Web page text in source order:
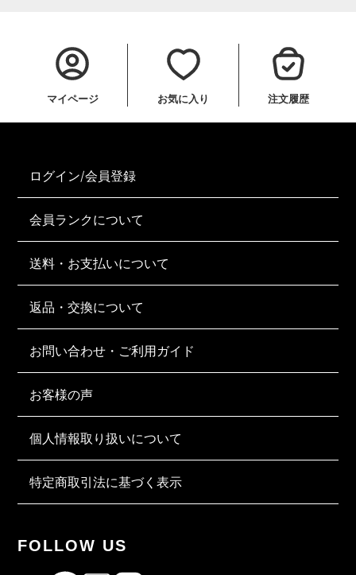
マイページ お気に入り 注文履歴
ログイン/会員登録
会員ランクについて
送料・お支払いについて
返品・交換について
お問い合わせ・ご利用ガイド
お客様の声
個人情報取り扱いについて
特定商取引法に基づく表示
FOLLOW US